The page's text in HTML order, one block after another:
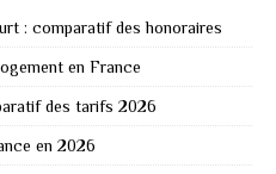
: comparatif des honoraires
en France
des tarifs 2026
en 2026